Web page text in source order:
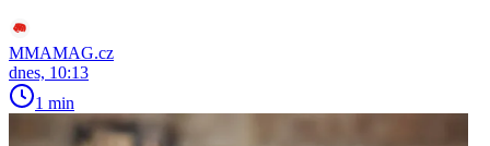
MMAMAG.cz
dnes, 10:13
1 min